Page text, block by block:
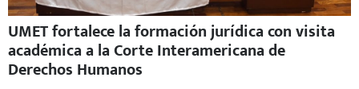
UMET fortalece la formación jurídica con visita
académica a la Corte Interamericana de
Derechos Humanos